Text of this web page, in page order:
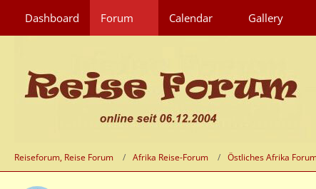
Dashboard Forum Calendar Gallery
Reiseforum, Reise Forum Afrika Reise-Forum Östliches Afrika